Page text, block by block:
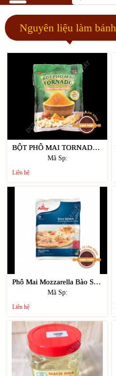
Nguyên liệu làm bánh
BỘT PHÔ MAI TORNADO VỊ TRUYỀN THỐNG 100GR
Mã Sp:
Liên hệ
Phô Mai Mozzarella Bào Sợi Anchor (2kg)
Mã Sp:
Liên hệ